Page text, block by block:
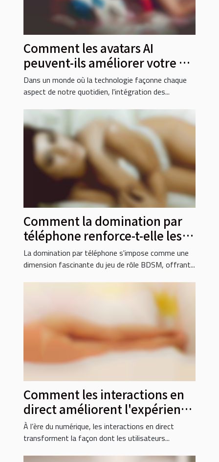
Comment les avatars AI
peuvent-ils améliorer votre vie
sociale ?
Dans un monde où la technologie façonne chaque
aspect de notre quotidien, l'intégration des...
Comment la domination par
téléphone renforce-t-elle les
jeux de rôle BDSM ?
La domination par téléphone s'impose comme une
dimension fascinante du jeu de rôle BDSM, offrant...
Comment les interactions en
direct améliorent l'expérience
utilisateur en ligne ?
À l’ère du numérique, les interactions en direct
transforment la façon dont les utilisateurs...